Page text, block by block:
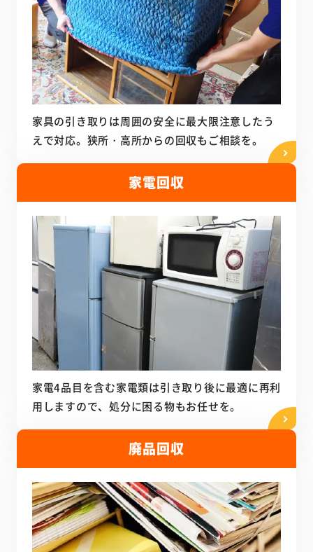
家具の引き取りは周囲の安全に最大限注意したう
えで対応。狭所・高所からの回収もご相談を。
家電回収
家電4品目を含む家電類は引き取り後に最適に再利
用しますので、処分に困る物もお任せを。
廃品回収